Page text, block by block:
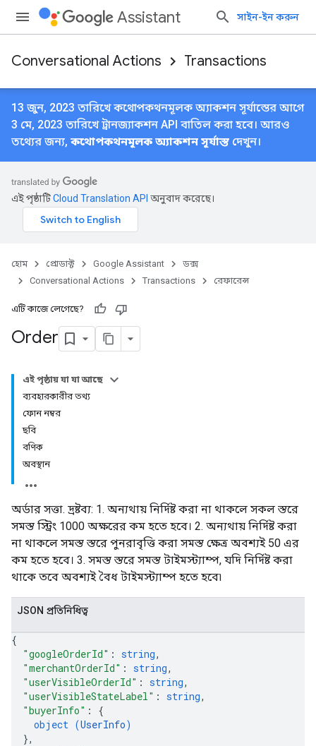
Assistant সাইন-ইন করুন
Conversational Actions Transactions
13 জুন, 2023 তারিখে কথোপকথনমূলক অ্যাকশন সূর্যাস্তের আগে
3 মে, 2023 তারিখে ট্রানজ্যাকশন API বাতিল করা হবে। আরও
তথ্যের জন্য, কথোপকথনমূলক অ্যাকশন সূর্যাস্ত দেখুন।
এই পৃষ্ঠাটিCloud Translation API অনুবাদ করেছে।
হোম প্রোডাক্ট Google Assistant
ডক্স
Conversational Actions
Transactions রেফারেন্স
এটি কাজে লেগেছে?
Order
এই পৃষ্ঠায় যা যা আছে
ব্যবহারকারীর তথ্য
ফোন নম্বর
ছবি
বণিক
অবস্থান
অর্ডার সত্তা. দ্রষ্টব্য: 1. অন্যথায় নির্দিষ্ট করা না থাকলে সকল স্তরে
সমস্ত স্ট্রিং 1000 অক্ষরের কম হতে হবে। 2. অন্যথায় নির্দিষ্ট করা
না থাকলে সমস্ত স্তরে পুনরাবৃত্তি করা সমস্ত ক্ষেত্র অবশ্যই 50 এর
কম হতে হবে। 3. সমস্ত স্তরে সমস্ত টাইমস্ট্যাম্প, যদি নির্দিষ্ট করা
থাকে তবে অবশ্যই বৈধ টাইমস্ট্যাম্প হতে হবে৷
JSON প্রতিনিধিত্ব
{
"googleOrderId" : string,
"merchantOrderId" : string,
"userVisibleOrderId" : string,
"userVisibleStateLabel" : string,
"buyerInfo" : {
object (UserInfo)
},